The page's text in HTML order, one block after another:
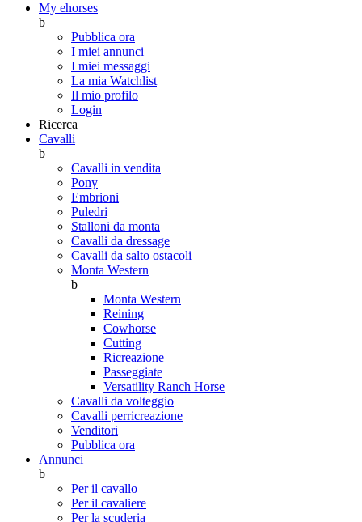
My ehorses
b
Pubblica ora
I miei annunci
I miei messaggi
La mia Watchlist
Il mio profilo
Login
Ricerca
Cavalli
b
Cavalli in vendita
Pony
Embrioni
Puledri
Stalloni da monta
Cavalli da dressage
Cavalli da salto ostacoli
Monta Western
b
Monta Western
Reining
Cowhorse
Cutting
Ricreazione
Passeggiate
Versatility Ranch Horse
Cavalli da volteggio
Cavalli perricreazione
Venditori
Pubblica ora
Annunci
b
Per il cavallo
Per il cavaliere
Per la scuderia